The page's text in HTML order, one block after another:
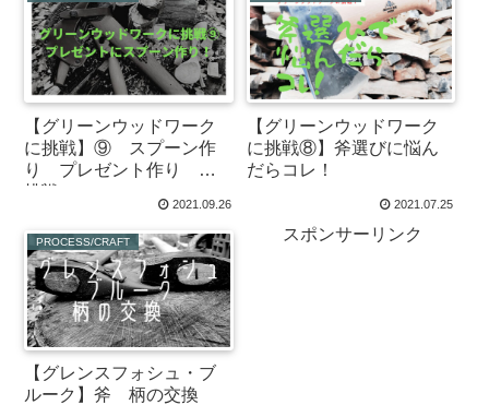
【グリーンウッドワーク
に挑戦】⑨ スプーン作
り プレゼント作り 初
挑戦！
2021.09.26
【グリーンウッドワーク
に挑戦⑧】斧選びに悩ん
だらコレ！
2021.07.25
PROCESS/CRAFT
【グレンスフォシュ・ブ
ルーク】斧 柄の交換
スポンサーリンク